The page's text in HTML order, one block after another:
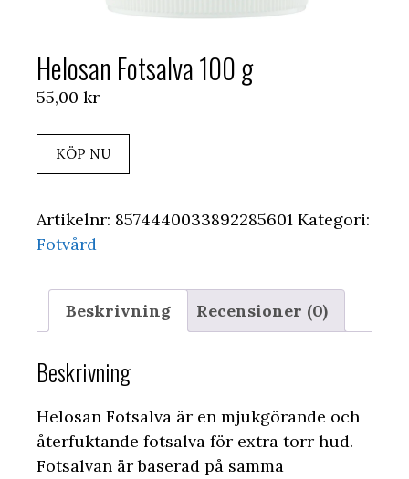
Helosan Fotsalva 100 g
55,00 kr
KÖP NU
Artikelnr: 8574440033892285601 Kategori:
Fotvård
Beskrivning Recensioner (0)
Beskrivning
Helosan Fotsalva är en mjukgörande och
återfuktande fotsalva för extra torr hud.
Fotsalvan är baserad på samma